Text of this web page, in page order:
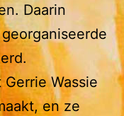
Daarin
Wassie
en ze